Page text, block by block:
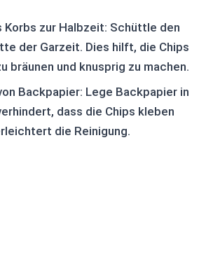
Korbs zur Halbzeit: Schüttle den
der Garzeit. Dies hilft, die Chips
bräunen und knusprig zu machen.
Backpapier: Lege Backpapier in
dass die Chips kleben
die Reinigung.